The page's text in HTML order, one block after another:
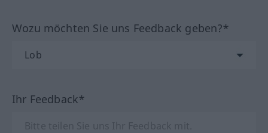
Wozu möchten Sie uns Feedback geben?*
Ihr Feedback*